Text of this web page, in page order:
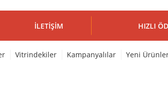
İLETIŞIM HIZLI
Vitrindekiler Kampanyalılar Yeni